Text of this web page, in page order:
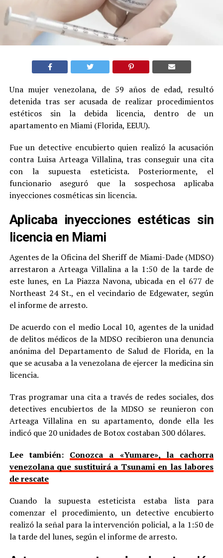
Una mujer venezolana, de 59 años de edad, resultó
detenida tras ser acusada de realizar procedimientos
estéticos sin la debida licencia, dentro de un
apartamento en Miami (Florida, EEUU).
Fue un detective encubierto quien realizó la acusación
contra Luisa Arteaga Villalina, tras conseguir una cita
con la supuesta esteticista. Posteriormente, el
funcionario aseguró que la sospechosa aplicaba
inyecciones cosméticas sin licencia.
Aplicaba inyecciones estéticas sin
licencia en Miami
Agentes de la Oficina del Sheriff de Miami-Dade (MDSO)
arrestaron a Arteaga Villalina a la 1:50 de la tarde de
este lunes, en La Piazza Navona, ubicada en el 677 de
Northeast 24 St., en el vecindario de Edgewater, según
el informe de arresto.
De acuerdo con el medio Local 10, agentes de la unidad
de delitos médicos de la MDSO recibieron una denuncia
anónima del Departamento de Salud de Florida, en la
que se acusaba a la venezolana de ejercer la medicina sin
licencia.
Tras programar una cita a través de redes sociales, dos
detectives encubiertos de la MDSO se reunieron con
Arteaga Villalina en su apartamento, donde ella les
indicó que 20 unidades de Botox costaban 300 dólares.
Lee también: Conozca a «Yumare», la cachorra
venezolana que sustituirá a Tsunami en las labores
de rescate
Cuando la supuesta esteticista estaba lista para
comenzar el procedimiento, un detective encubierto
realizó la señal para la intervención policial, a la 1:50 de
la tarde del lunes, según el informe de arresto.